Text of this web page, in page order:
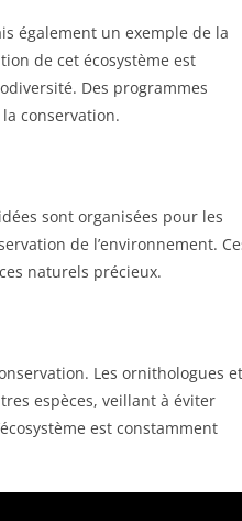
également un exemple de la
de cet écosystème est
Des programmes
conservation.
sont organisées pour les
de l’environnement.
naturels précieux.
Les ornithologues et
espèces, veillant à éviter
est constamment